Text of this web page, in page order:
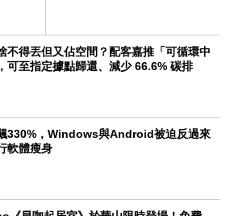
不得丟但又佔空間？配客嘉推「可循環中
可至指定據點歸還、減少 66.6% 碳排
330%，Windows與Android被迫反過來
軟體瘦身